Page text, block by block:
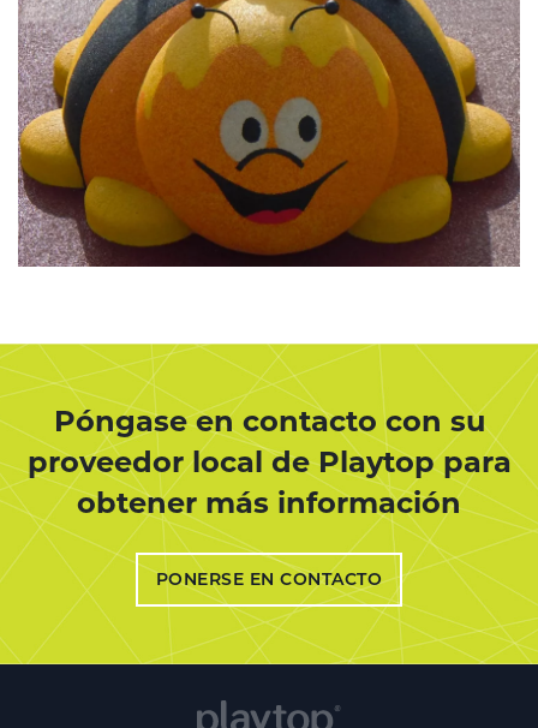
Póngase en contacto con su
proveedor local de Playtop para
obtener más información
PONERSE EN CONTACTO